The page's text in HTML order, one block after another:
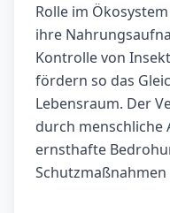
Rolle im
ihre
Kontrolle von
fördern so das
Lebensraum. Der
durch menschliche
ernsthafte